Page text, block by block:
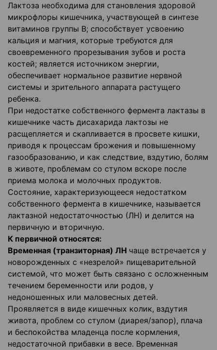
Лактоза необходима для становления здоровой
микрофлоры кишечника, участвующей в синтезе
витаминов группы В; способствует усвоению
кальция и магния, которые требуются для
своевременного прорезывания зубов и роста
костей; является источником энергии,
обеспечивает нормальное развитие нервной
системы и зрительного аппарата растущего
ребенка.
При недостатке собственного фермента лактазы в
кишечнике часть дисахарида лактозы не
расщепляется и скапливается в просвете кишки,
приводя к процессам брожения и повышенному
газообразованию, и как следствие, вздутию, болям
в животе, проблемам со стулом вскоре после
приема молока и молочных продуктов.
Состояние, характеризующееся недостатком
собственного фермента в кишечнике, называется
лактазной недостаточностью (ЛН) и делится на
первичную и вторичную.
К первичной относятся:
Временная (транзиторная) ЛН чаще встречается у
новорожденных с «незрелой» пищеварительной
системой, что может быть связано с осложненным
течением беременности или родов, у
недоношенных или маловесных детей.
Проявляется в виде кишечных колик, вздутия
живота, проблем со стулом (диарея/запор), плача
и беспокойства младенца после кормления,
недостаточной прибавки в весе. Временная